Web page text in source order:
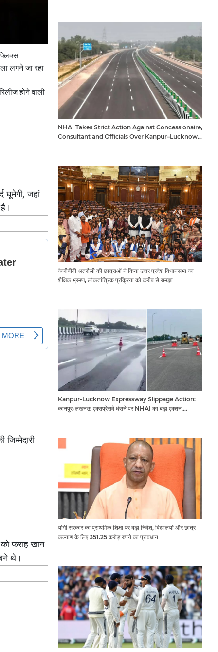
लगने जा रहा
होने वाली
घूमेगी, जहां
फराह खान
थे।
NHAI Takes Strict Action Against Concessionaire,
Consultant and Officials Over Kanpur–Lucknow
केजीबीवी अतरौली की छात्राओं ने किया उत्तर प्रदेश विधानसभा का
शैक्षिक भ्रमण, लोकतांत्रिक प्रक्रिया को करीब से समझा
Kanpur-Lucknow Expressway Slippage Action:
कानपुर-लखनऊ एक्सप्रेसवे धंसने पर NHAI का बड़ा एक्शन,
योगी सरकार का प्राथमिक शिक्षा पर बड़ा निवेश, विद्यालयों और छात्र
कल्याण के लिए 351.25 करोड़ रुपये का प्रावधान